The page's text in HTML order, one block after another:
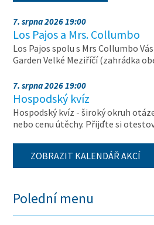
7. srpna 2026 19:00
Los Pajos a Mrs. Collumbo
Los Pajos spolu s Mrs Collumbo
Garden Velké Meziříčí (zahrádka
7. srpna 2026 19:00
Hospodský kvíz
Hospodský kvíz - široký okruh
nebo cenu útěchy. Přijďte si
ZOBRAZIT KALENDÁŘ AKCÍ
Polední menu